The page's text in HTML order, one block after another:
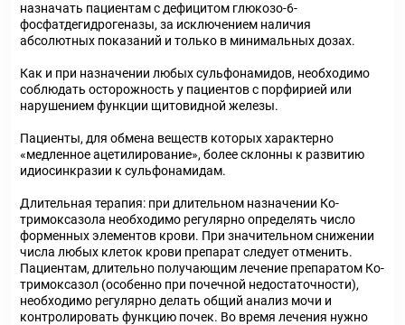
назначать пациентам с дефицитом глюкозо-6-
фосфатдегидрогеназы, за исключением наличия
абсолютных показаний и только в минимальных дозах.
Как и при назначении любых сульфонамидов, необходимо
соблюдать осторожность у пациентов с порфирией или
нарушением функции щитовидной железы.
Пациенты, для обмена веществ которых характерно
«медленное ацетилирование», более склонны к развитию
идиосинкразии к сульфонамидам.
Длительная терапия: при длительном назначении Ко-
тримоксазола необходимо регулярно определять число
форменных элементов крови. При значительном снижении
числа любых клеток крови препарат следует отменить.
Пациентам, длительно получающим лечение препаратом Ко-
тримоксазол (особенно при почечной недостаточности),
необходимо регулярно делать общий анализ мочи и
контролировать функцию почек. Во время лечения нужно